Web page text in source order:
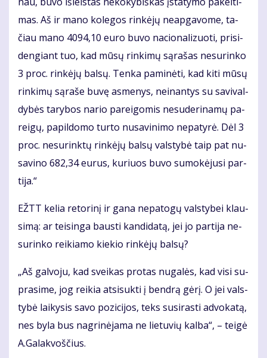
mas. Aš ir ma­no ko­le­gos rin­kė­jų ne­ap­ga­vo­me, ta­
čiau ma­no 4094,10 eu­ro bu­vo na­cio­na­li­zuo­ti, pri­si­
den­giant tuo, kad mū­sų rin­ki­mų są­ra­šas ne­su­rin­ko
3 proc. rin­kė­jų bal­sų. Ten­ka pa­mi­nė­ti, kad ki­ti mū­sų
rin­ki­mų są­ra­še bu­vę as­me­nys, ne­inan­tys su sa­vi­val­
dy­bės ta­ry­bos na­rio pa­rei­go­mis ne­su­de­ri­na­mų pa­
rei­gų, pa­pil­do­mo tur­to nu­sa­vi­ni­mo ne­pa­ty­rė. Dėl 3
proc. ne­su­rink­tų rin­kė­jų bal­sų vals­ty­bė taip pat nu­
sa­vi­no 682,34 eu­rus, ku­riuos bu­vo su­mo­kė­ju­si par­
ti­ja.“
EŽTT ke­lia re­to­ri­nį ir ga­na ne­pa­to­gų vals­ty­bei klau­
si­mą: ar tei­sin­ga baus­ti kan­di­da­tą, jei jo par­ti­ja ne­
su­rin­ko rei­kia­mo kie­kio rin­kė­jų bal­sų?
„Aš gal­vo­ju, kad svei­kas pro­tas nu­ga­lės, kad vi­si su­
pra­si­me, jog rei­kia at­si­suk­ti į ben­drą gė­rį. O jei vals­
ty­bė lai­ky­sis sa­vo po­zi­ci­jos, teks su­si­ras­ti ad­vo­ka­tą,
nes by­la bus nag­ri­nė­ja­ma ne lie­tu­vių kal­ba“, – tei­gė
A.Ga­lak­voš­čius.